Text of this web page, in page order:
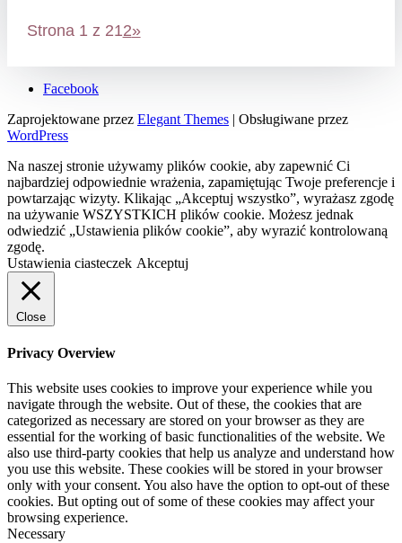
Strona 1 z 212»
Facebook
Zaprojektowane przez Elegant Themes | Obsługiwane przez
WordPress
Na naszej stronie używamy plików cookie, aby zapewnić Ci
najbardziej odpowiednie wrażenia, zapamiętując Twoje preferencje i
powtarzając wizyty. Klikając „Akceptuj wszystko”, wyrażasz zgodę
na używanie WSZYSTKICH plików cookie. Możesz jednak
odwiedzić „Ustawienia plików cookie”, aby wyrazić kontrolowaną
zgodę.
Ustawienia ciasteczek Akceptuj
Close
Privacy Overview
This website uses cookies to improve your experience while you
navigate through the website. Out of these, the cookies that are
categorized as necessary are stored on your browser as they are
essential for the working of basic functionalities of the website. We
also use third-party cookies that help us analyze and understand how
you use this website. These cookies will be stored in your browser
only with your consent. You also have the option to opt-out of these
cookies. But opting out of some of these cookies may affect your
browsing experience.
Necessary